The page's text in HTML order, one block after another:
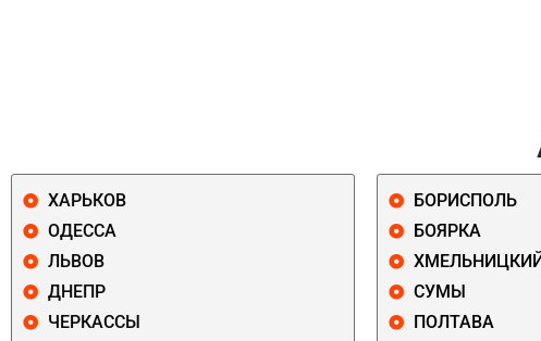
ХАРЬКОВ
ОДЕССА
ЛЬВОВ
ДНЕПР
ЧЕРКАССЫ
БОРИСПОЛЬ
БОЯРКА
СУМЫ
ПОЛТАВА